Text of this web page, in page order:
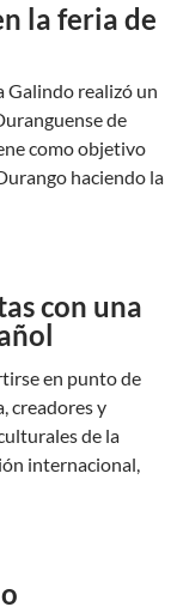
la feria de
Galindo realizó un
de
como objetivo
haciendo la
con una
en punto de
creadores y
de la
internacional,